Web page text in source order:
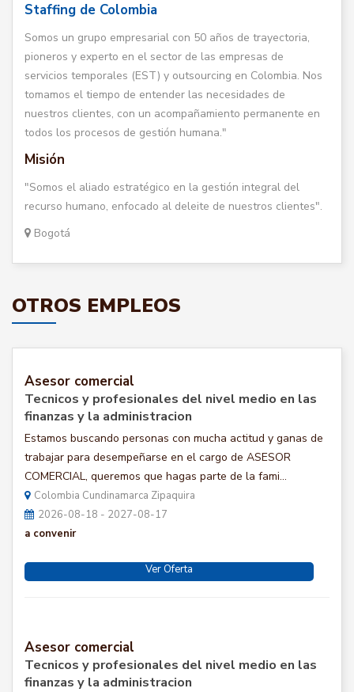
Staffing de Colombia
Somos un grupo empresarial con 50 años de trayectoria,
pioneros y experto en el sector de las empresas de
servicios temporales (EST) y outsourcing en Colombia. Nos
tomamos el tiempo de entender las necesidades de
nuestros clientes, con un acompañamiento permanente en
todos los procesos de gestión humana."
Misión
"Somos el aliado estratégico en la gestión integral del
recurso humano, enfocado al deleite de nuestros clientes".
Bogotá
OTROS EMPLEOS
Asesor comercial
Tecnicos y profesionales del nivel medio en las
finanzas y la administracion
Estamos buscando personas con mucha actitud y ganas de
trabajar para desempeñarse en el cargo de ASESOR
COMERCIAL, queremos que hagas parte de la fami...
Colombia Cundinamarca Zipaquira
2026-08-18 - 2027-08-17
a convenir
Ver Oferta
Asesor comercial
Tecnicos y profesionales del nivel medio en las
finanzas y la administracion